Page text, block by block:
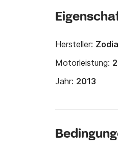
Hersteller:
Motorleistung:
Jahr: 2013